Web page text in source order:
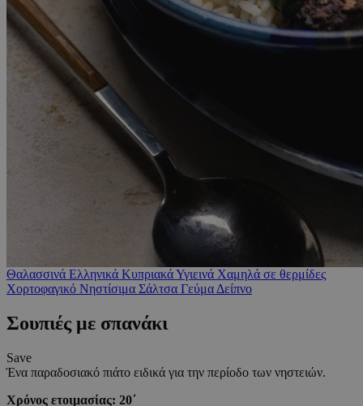
Θαλασσινά Ελληνικά ΚυπριακάΥγιεινά Χαμηλά σε θερμίδες
Χορτοφαγικό Νηστίσιμα Σάλτσα Γεύμα Δείπνο
Σουπιές με σπανάκι
Save
Ένα παραδοσιακό πιάτο ειδικά για την περίοδο των νηστειών.
Χρόνος ετοιμασίας: 20΄